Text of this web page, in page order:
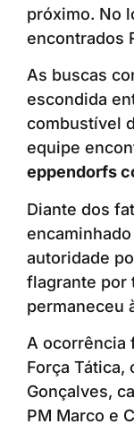
próximo. No
encontrados
As buscas
escondida
combustível
equipe
eppendorfs
Diante dos
autoridade
flagrante por
permaneceu
A ocorrência
Força Tática,
Gonçalves,
PM Marco e